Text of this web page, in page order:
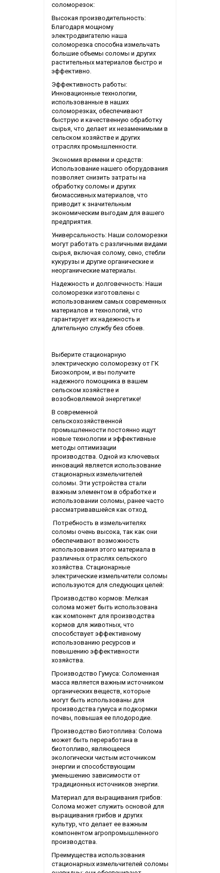
соломорезок:
Высокая производительность:
Благодаря мощному
электродвигателю наша
соломорезка способна измельчать
большие объемы соломы и других
растительных материалов быстро и
эффективно.
Эффективность работы:
Инновационные технологии,
использованные в наших
соломорезках, обеспечивают
быструю и качественную обработку
сырья, что делает их незаменимыми в
сельском хозяйстве и других
отраслях промышленности.
Экономия времени и средств:
Использование нашего оборудования
позволяет снизить затраты на
обработку соломы и других
биомассивных материалов, что
приводит к значительным
экономическим выгодам для вашего
предприятия.
Универсальность: Наши соломорезки
могут работать с различными видами
сырья, включая солому, сено, стебли
кукурузы и другие органические и
неорганические материалы.
Надежность и долговечность: Наши
соломорезки изготовлены с
использованием самых современных
материалов и технологий, что
гарантирует их надежность и
длительную службу без сбоев.
Выберите стационарную
электрическую соломорезку от ГК
Биоэкопром, и вы получите
надежного помощника в вашем
сельском хозяйстве и
возобновляемой энергетике!
В современной
сельскохозяйственной
промышленности постоянно ищут
новые технологии и эффективные
методы оптимизации
производства. Одной из ключевых
инноваций является использование
стационарных измельчителей
соломы. Эти устройства стали
важным элементом в обработке и
использовании соломы, ранее часто
рассматривавшейся как отход.
Потребность в измельчителях
соломы очень высока, так как они
обеспечивают возможность
использования этого материала в
различных отраслях сельского
хозяйства. Стационарные
электрические измельчители соломы
используются для следующих целей:
Производство кормов: Мелкая
солома может быть использована
как компонент для производства
кормов для животных, что
способствует эффективному
использованию ресурсов и
повышению эффективности
хозяйства.
Производство Гумуса: Соломенная
масса является важным источником
органических веществ, которые
могут быть использованы для
производства гумуса и подкормки
почвы, повышая ее плодородие.
Производство Биотоплива: Солома
может быть переработана в
биотопливо, являющееся
экологически чистым источником
энергии и способствующим
уменьшению зависимости от
традиционных источников энергии.
Материал для выращивания грибов:
Солома может служить основой для
выращивания грибов и других
культур, что делает ее важным
компонентом агропромышленного
производства.
Преимущества использования
стационарных измельчителей соломы